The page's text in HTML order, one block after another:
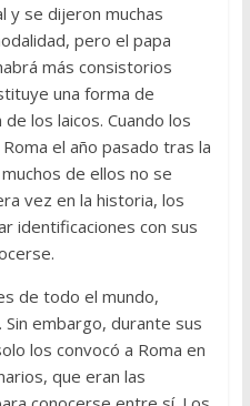
y se dijeron muchas
pero el papa
más consistorios
una forma de
los laicos. Cuando los
el año pasado tras la
de ellos no se
vez en la historia, los
identificaciones con sus
de todo el mundo,
embargo, durante sus
los convocó a Roma en
que eran las